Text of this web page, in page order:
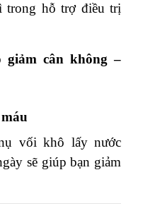
trong hỗ trợ điều trị
cân không –
vối khô lấy nước
sẽ giúp bạn giảm